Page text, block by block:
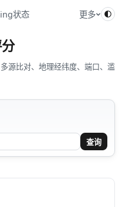
状态 更多
源比对、地理经纬度、端口、滥
查询